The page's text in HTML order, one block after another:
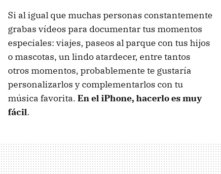
Si al igual que muchas personas constantemente
grabas vídeos para documentar tus momentos
especiales: viajes, paseos al parque con tus hijos
o mascotas, un lindo atardecer, entre tantos
otros momentos, probablemente te gustaría
personalizarlos y complementarlos con tu
música favorita. En el iPhone, hacerlo es muy
fácil.